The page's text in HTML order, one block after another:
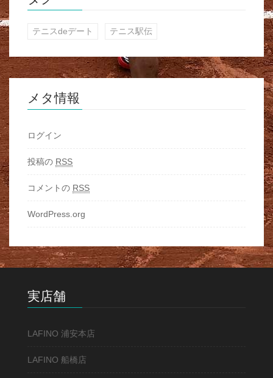
テニスdeデート テニス駅伝
メタ情報
ログイン
投稿の RSS
コメントの RSS
WordPress.org
実店舗
LAFINO 浦安本店
LAFINO 船橋店